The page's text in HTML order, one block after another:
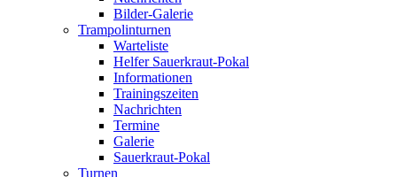
Bilder-Galerie
Trampolinturnen
Warteliste
Helfer Sauerkraut-Pokal
Informationen
Trainingszeiten
Nachrichten
Termine
Galerie
Sauerkraut-Pokal
Turnen